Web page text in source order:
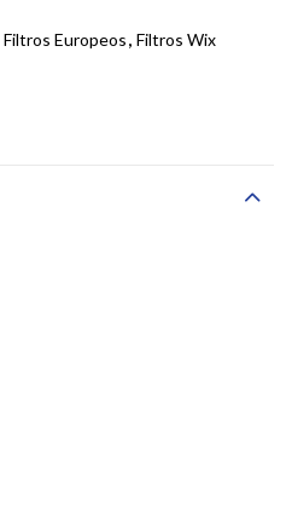
Filtros Europeos, Filtros Wix